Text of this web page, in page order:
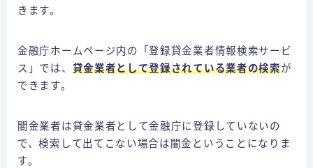
きます。
金融庁ホームページ内の「登録貸金業者情報検索サービ
ス」では、 貸金業者として登録されている業者の検索が
できます。
闇金業者は貸金業者として金融庁に登録していないの
で、検索して出てこない場合は闇金ということになりま
す。